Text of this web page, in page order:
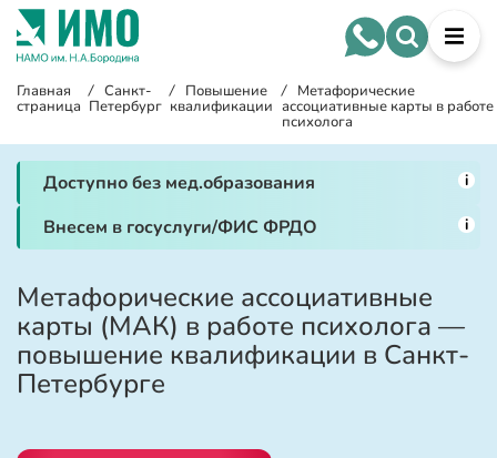
Главная
страница
/ Санкт-
Петербург
/ Повышение
квалификации
/ Метафорические
ассоциативные карты в работе
психолога
Доступно без мед.образования i
Внесем в госуслуги/ФИС ФРДО i
Метафорические ассоциативные
карты (МАК) в работе психолога —
повышение квалификации в Санкт-
Петербурге